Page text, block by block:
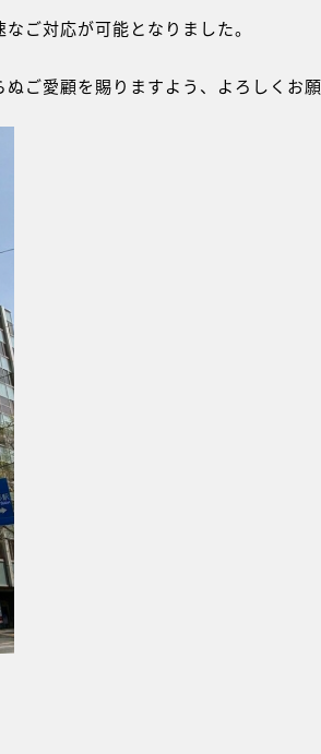
ご対応が可能となりました。
ご愛顧を賜りますよう、よろしくお願